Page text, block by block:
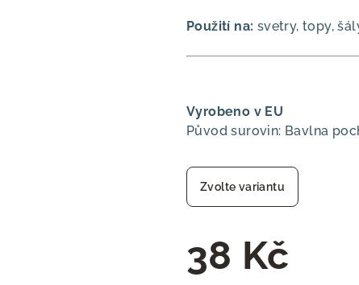
Použití na: svetry, topy,
Vyrobeno v EU
Původ surovin: Bavlna
Zvolte variantu
38 Kč